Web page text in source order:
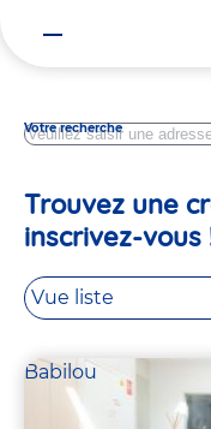
Votre recherche
Trouvez une
inscrivez-vous
Vue liste
Babilou